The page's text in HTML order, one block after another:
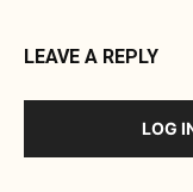
LEAVE A REPLY
LOG